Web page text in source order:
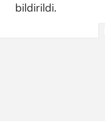
bildirildi.